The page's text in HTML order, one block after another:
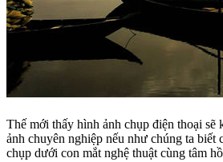
Thế mới thấy hình ảnh chụp điện thoại sẽ
ảnh chuyên nghiệp nếu như chúng ta biết
chụp dưới con mắt nghệ thuật cùng tâm